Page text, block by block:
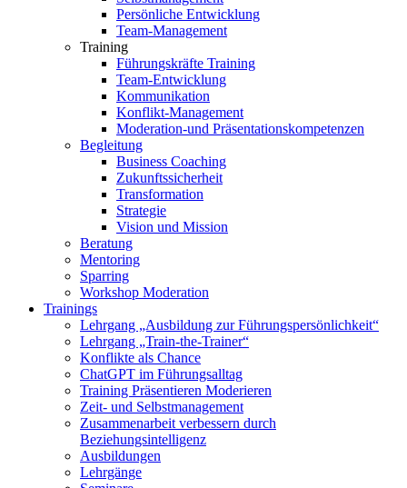
Persönliche Entwicklung
Team-Management
Training
Führungskräfte Training
Team-Entwicklung
Kommunikation
Konflikt-Management
Moderation-und Präsentationskompetenzen
Begleitung
Business Coaching
Zukunftssicherheit
Transformation
Strategie
Vision und Mission
Beratung
Mentoring
Sparring
Workshop Moderation
Trainings
Lehrgang „Ausbildung zur Führungspersönlichkeit“
Lehrgang „Train-the-Trainer“
Konflikte als Chance
ChatGPT im Führungsalltag
Training Präsentieren Moderieren
Zeit- und Selbstmanagement
Zusammenarbeit verbessern durch
Beziehungsintelligenz
Ausbildungen
Lehrgänge